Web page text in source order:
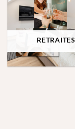
RETRAITES